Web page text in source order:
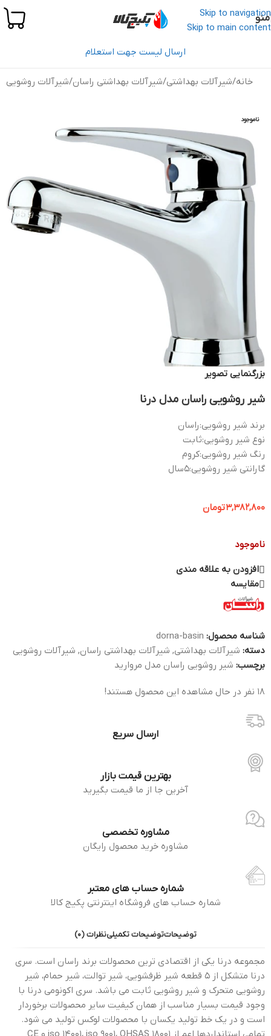
Skip to navigation
Skip to main content
منو
ارسال لیست جهت استعلام
خانه/شیرآلات بهداشتی/شیرآلات بهداشتی راسان/شیرآلات روشویی
ناموجود
بزرگنمایی تصویر
شیر روشویی راسان مدل درنا
برند شیر روشویی:راسان
نوع شیر روشویی:ثابت
رنگ شیر روشویی:کروم
گارانتی شیر روشویی:5سال
3,382,800تومان
ناموجود
افزودن به علاقه مندی
مقایسه
شناسه محصول: dorna-basin
دسته: شیرآلات بهداشتی, شیرآلات بهداشتی راسان, شیرآلات روشویی
برچسب: شیر روشویی راسان مدل مروارید
18 نفر در حال مشاهده این محصول هستند!
ارسال سریع
بهترین قیمت بازار
آخرین جا از ما قیمت بگیرید
مشاوره تخصصی
مشاوره خرید محصول رایگان
شماره حساب های معتبر
شماره حساب های فروشگاه اینترنتی پکیج کالا
توضیحاتتوضیحات تکمیلینظرات (0)
مجموعه درنا یکی از اقتصادی ترین محصولات برند راسان است. سری
درنا متشکل از 5 قطعه شیر ظرفشویی، شیر توالت، شیر حمام، شیر
روشویی متحرک و شیر روشویی ثابت می باشد. سری اکونومی درنا با
وجود قیمت بسیار مناسب از همان کیفیت سایر محصولات برخوردار
است و در یک خط تولید یکسان با محصولات لوکس تولید می شود.